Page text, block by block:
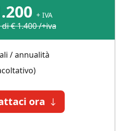
+ IVA
€ 1.400 /+iva
/ annualità
ora